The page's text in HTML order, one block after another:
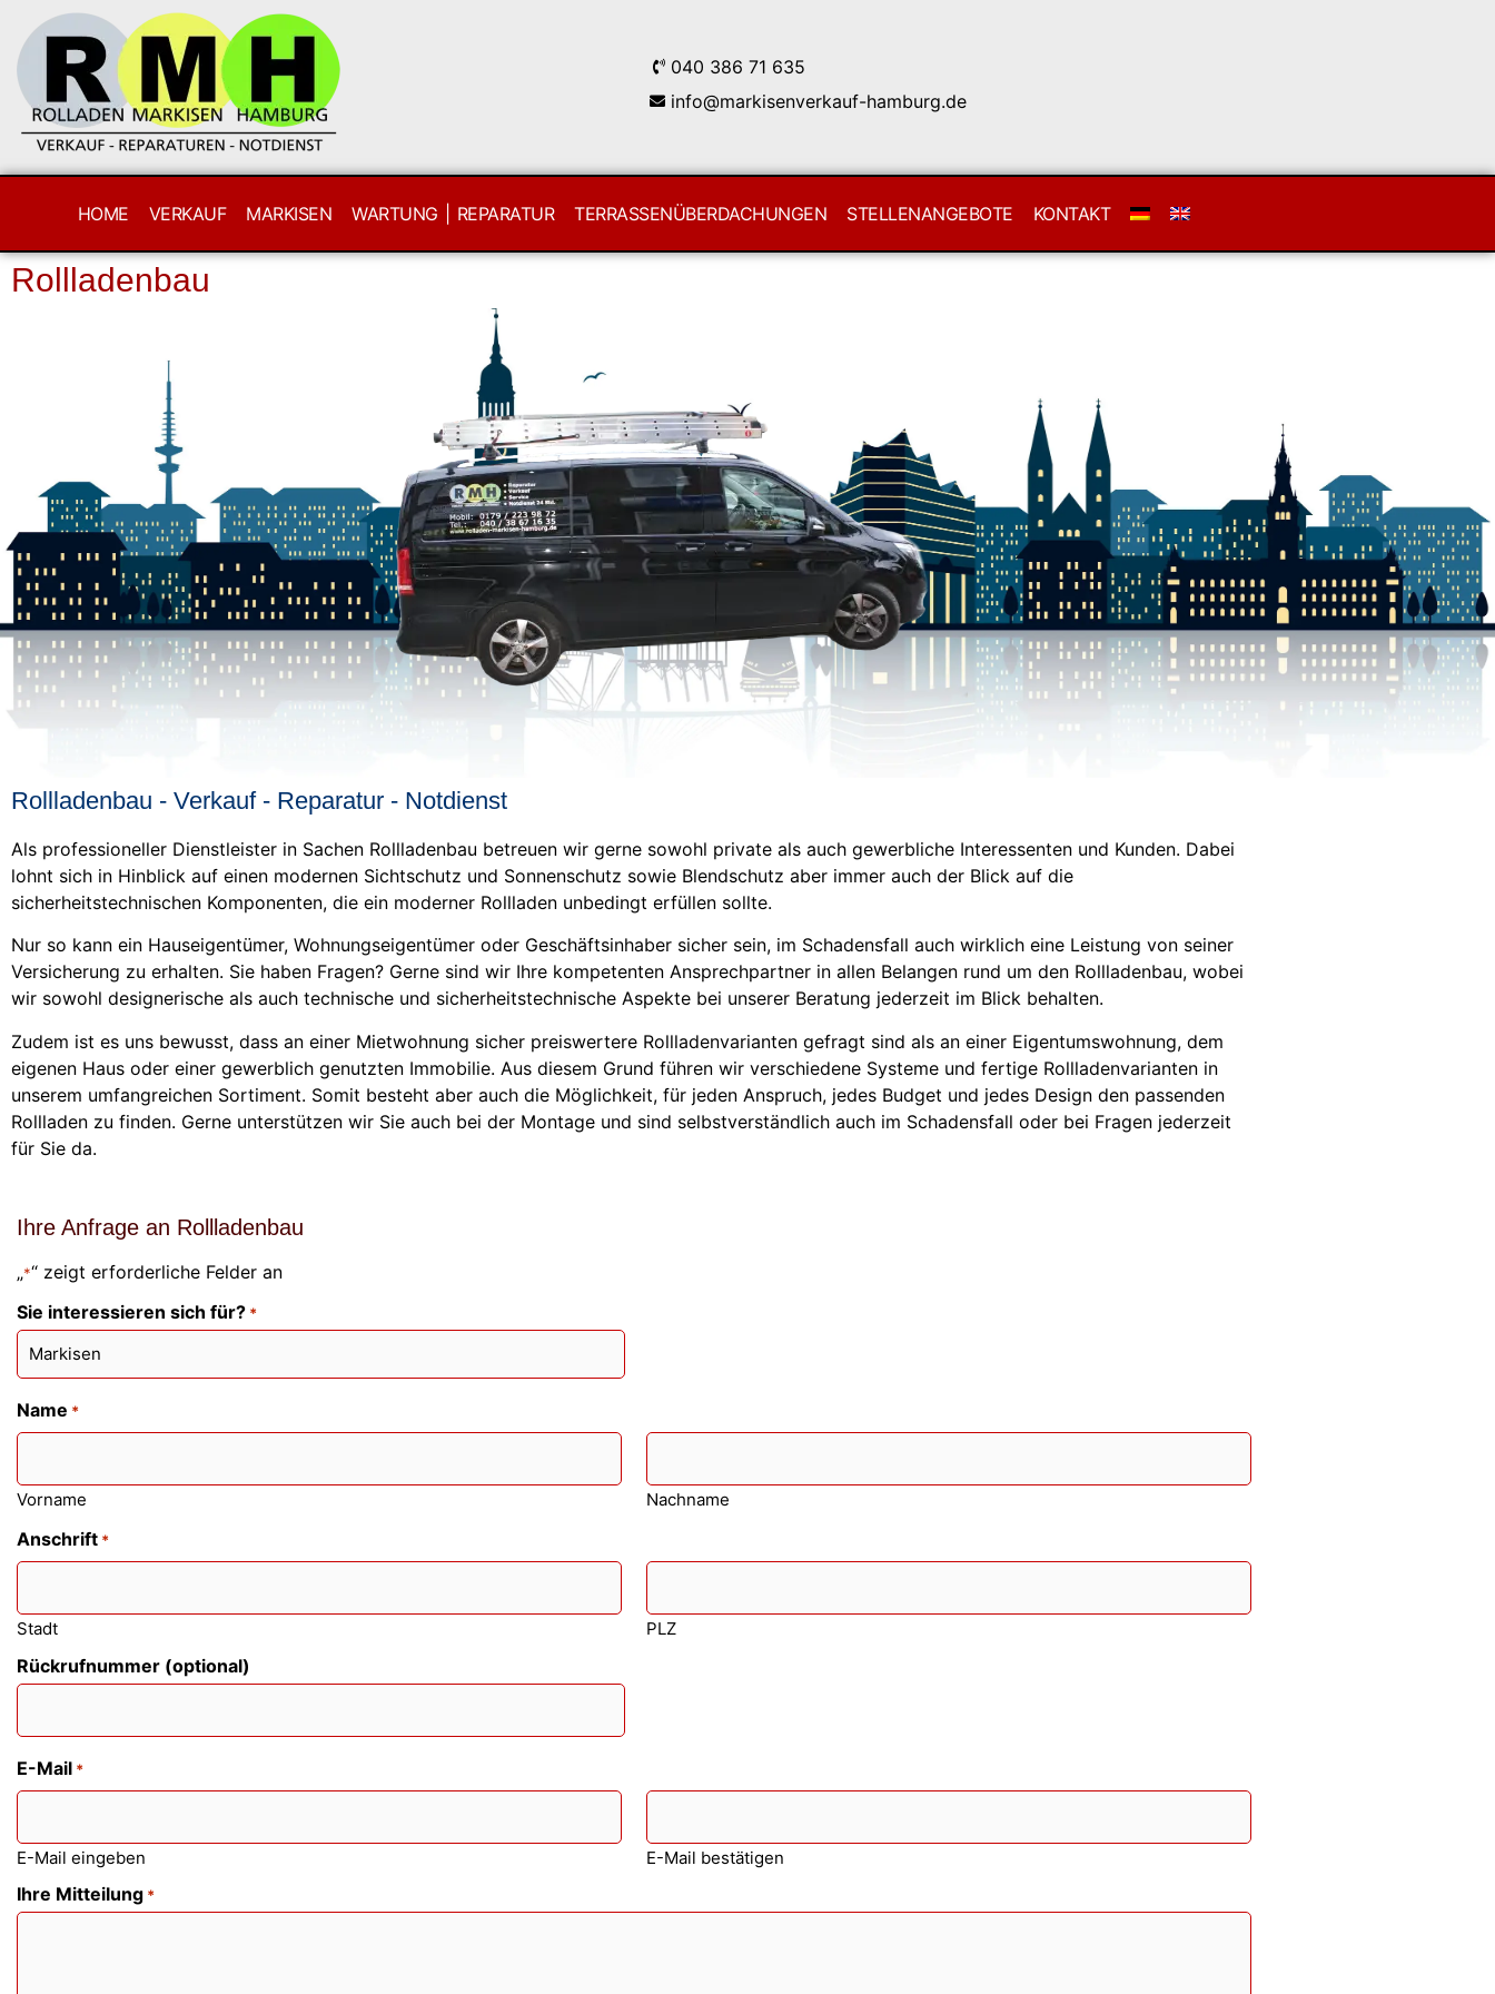
040 386 71 635
info@markisenverkauf-hamburg.de
HOME VERKAUF MARKISEN WARTUNG | REPARATUR TERRASSENÜBERDACHUNGEN STELLENANGEBOTE KONTAKT
Rollladenbau
Rollladenbau - Verkauf - Reparatur - Notdienst
Als professioneller Dienstleister in Sachen Rollladenbau betreuen wir gerne sowohl private als auch gewerbliche Interessenten und Kunden. Dabei
lohnt sich in Hinblick auf einen modernen Sichtschutz und Sonnenschutz sowie Blendschutz aber immer auch der Blick auf die
sicherheitstechnischen Komponenten, die ein moderner Rollladen unbedingt erfüllen sollte.
Nur so kann ein Hauseigentümer, Wohnungseigentümer oder Geschäftsinhaber sicher sein, im Schadensfall auch wirklich eine Leistung von seiner
Versicherung zu erhalten. Sie haben Fragen? Gerne sind wir Ihre kompetenten Ansprechpartner in allen Belangen rund um den Rollladenbau, wobei
wir sowohl designerische als auch technische und sicherheitstechnische Aspekte bei unserer Beratung jederzeit im Blick behalten.
Zudem ist es uns bewusst, dass an einer Mietwohnung sicher preiswertere Rollladenvarianten gefragt sind als an einer Eigentumswohnung, dem
eigenen Haus oder einer gewerblich genutzten Immobilie. Aus diesem Grund führen wir verschiedene Systeme und fertige Rollladenvarianten in
unserem umfangreichen Sortiment. Somit besteht aber auch die Möglichkeit, für jeden Anspruch, jedes Budget und jedes Design den passenden
Rollladen zu finden. Gerne unterstützen wir Sie auch bei der Montage und sind selbstverständlich auch im Schadensfall oder bei Fragen jederzeit
für Sie da.
Ihre Anfrage an Rollladenbau
„*“ zeigt erforderliche Felder an
Sie interessieren sich für? *
Name *
Vorname Nachname
Anschrift *
Stadt PLZ
Rückrufnummer (optional)
E-Mail *
E-Mail eingeben E-Mail bestätigen
Ihre Mitteilung *